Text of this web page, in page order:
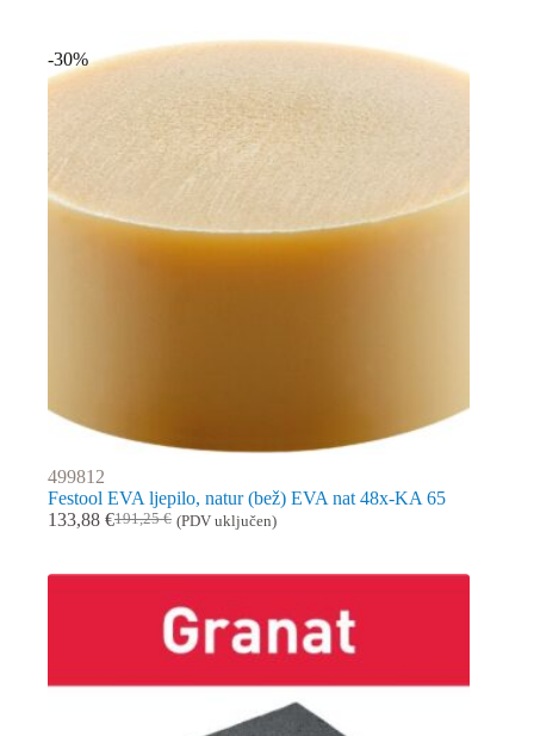
-30%
499812
Festool EVA ljepilo, natur (bež) EVA nat 48x-KA 65
191,25€
Izvorna
bila
191,25 €.
133,88 €Trenutna
je:
(PDV uključen)